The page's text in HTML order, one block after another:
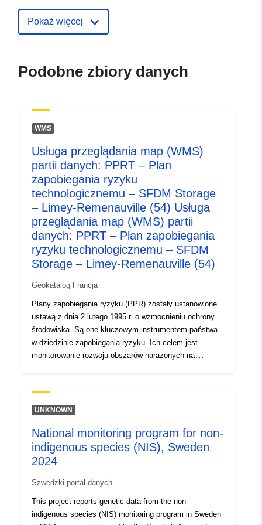
https://vda.lrv.lt/lt/
kontaktowy:
July 2026
Zaktualizowano dane.europa.eu:
29 July 2026
uriRef:
http://data.europa.eu/88u/dataset/
data-gov-lt-datasets-3919-
Prawa dostępu: public
Okresowość
narastania:
Pokaż więcej
Podobne zbiory danych
WMS
Usługa przeglądania map (WMS)
partii danych: PPRT – Plan
zapobiegania ryzyku
technologicznemu – SFDM Storage
– Limey-Remenauville (54) Usługa
przeglądania map (WMS) partii
danych: PPRT – Plan zapobiegania
ryzyku technologicznemu – SFDM
Storage – Limey-Remenauville (54)
Geokatalog Francja
Plany zapobiegania ryzyku (PPR) zostały ustanowione
ustawą z dnia 2 lutego 1995 r. o wzmocnieniu ochrony
środowiska. Są one kluczowym instrumentem państwa
w dziedzinie zapobiegania ryzyku. Ich celem jest
monitorowanie rozwoju obszarów narażonych na
terytoriów (DDT). Plany te regulują użytkowanie gruntów
lub użytkowanie gruntów poprzez zakazy budowlane lub
budynków (przepisy budowlane, prace ograniczające
podatność na zagrożenia, ograniczenia użytkowania lub
praktyki rolnicze itp.). Plany te mogą być opracowywane
zatwierdzane. Plik RPP zawiera notatkę prezentacyjną,
regulacyjną plan zagospodarowania przestrzennego oraz
rozporządzenie. Można dołączyć inne dokumenty
graficzne przydatne do zrozumienia podejścia (np.
UNKNOWN
National monitoring program for non-
indigenous species (NIS), Sweden
2024
Szwedzki portal danych
This project reports genetic data from the non-
indigenous species (NIS) monitoring program in Sweden